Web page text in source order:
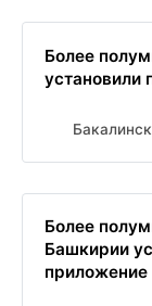
Более
установили
Более
Башкирии
приложение